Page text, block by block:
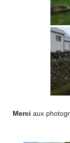
Merci aux